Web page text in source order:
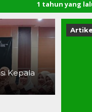
tahun yang lalu/ Selamat
Kepala